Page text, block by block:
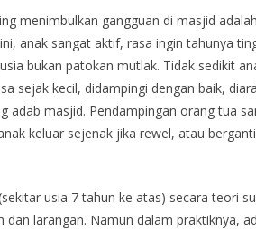
menimbulkan gangguan di masjid
anak sangat aktif, rasa ingin tahunya
bukan patokan mutlak. Tidak sedikit
sejak kecil, didampingi dengan baik,
adab masjid. Pendampingan orang tua
keluar sejenak jika rewel, atau
usia 7 tahun ke atas) secara teori
larangan. Namun dalam praktiknya,